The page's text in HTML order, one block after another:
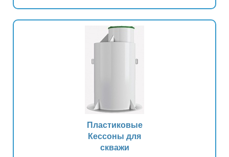
Пластиковые
Кессоны для
скважи